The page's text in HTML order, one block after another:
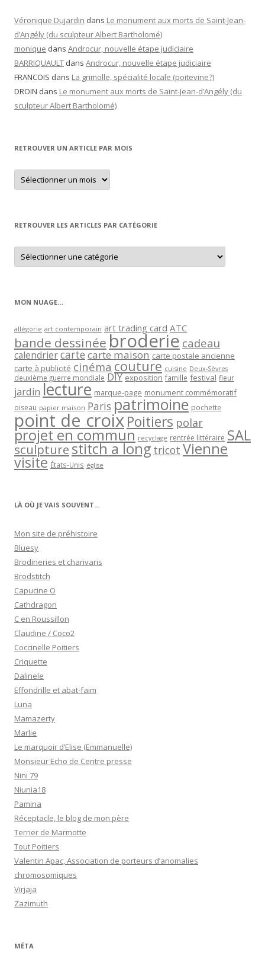
Véronique Dujardin dans Le monument aux morts de Saint-Jean-
d’Angély (du sculpteur Albert Bartholomé)
monique dans Androcur, nouvelle étape judiciaire
BARRIQUAULT dans Androcur, nouvelle étape judiciaire
FRANCOIS dans La grimolle, spécialité locale (poitevine?)
DROIN dans Le monument aux morts de Saint-Jean-d’Angély (du
sculpteur Albert Bartholomé)
RETROUVER UN ARTICLE PAR MOIS
Retrouver
un
article
RETROUVER LES ARTICLES PAR CATÉGORIE
Retrouver
les
articles
MON NUAGE…
allégorie art contemporain art trading card ATC
bande dessinée broderie cadeau
calendriercartecarte maison carte postale ancienne
carte à publicité cinéma couture cuisine Deux-Sèvres
deuxième guerre mondiale DIY exposition famille festival fleur
jardin lecture marque-page monument commémoratif
oiseau papier maison Paris patrimoine pochette
point de croixPoitiers polar
projet en commun recyclage rentrée littéraire SAL
sculpturestitch a long tricot Vienne
visite États-Unis église
LÀ OÙ JE VAIS SOUVENT…
Mon site de préhistoire
Bluesy
Brodineries et charivaris
Brodstitch
Capucine O
Cathdragon
C en Roussillon
Claudine / Coco2
Coccinelle Poitiers
Criquette
Dalinele
Effondrille et abat-faim
Luna
Mamazerty
Marlie
Le marquoir d’Elise (Emmanuelle)
Monsieur Echo de Centre presse
Nini 79
Niunia18
Pamina
Réceptacle, le blog de mon père
Terrier de Marmotte
Tout Poitiers
Valentin Apac, Association de porteurs d’anomalies
chromosomiques
Virjaja
Zazimuth
MÉTA